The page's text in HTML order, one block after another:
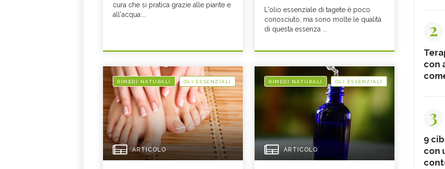
cura che si pratica grazie alle piante e
all'acqua:...
L'olio essenziale di tagete è poco
conosciuto, ma sono molte le qualità
di questa essenza ...
RIMEDI NATURALI OLI ESSENZIALI
ARTICOLO
RIMEDI NATURALI OLI ESSENZIALI
ARTICOLO
2
con
3
9
con